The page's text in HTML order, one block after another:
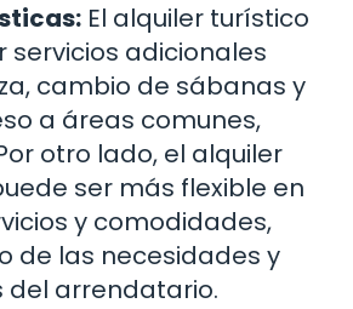
El alquiler turístico
servicios adicionales
cambio de sábanas y
a áreas comunes,
otro lado, el alquiler
ser más flexible en
y comodidades,
de las necesidades y
del arrendatario.